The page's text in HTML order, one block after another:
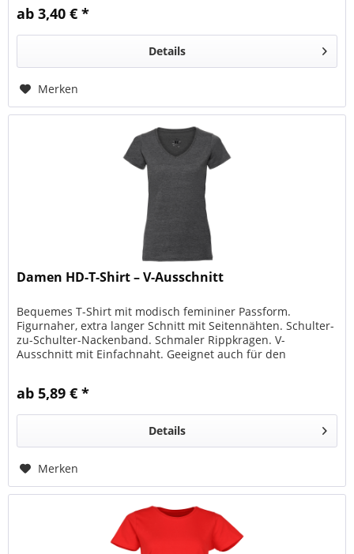
ab 3,40 € *
Details
Merken
Damen HD-T-Shirt – V-Ausschnitt
Bequemes T-Shirt mit modisch femininer Passform.
Figurnaher, extra langer Schnitt mit Seitennähten. Schulter-
zu-Schulter-Nackenband. Schmaler Rippkragen. V-
Ausschnitt mit Einfachnaht. Geeignet auch für den
ab 5,89 € *
Details
Merken